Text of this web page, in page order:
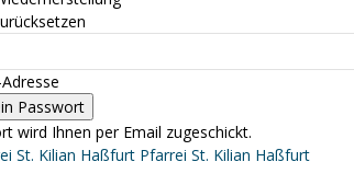
wird Ihnen per Email zugeschickt.
Pfarrei St. Kilian Haßfurt